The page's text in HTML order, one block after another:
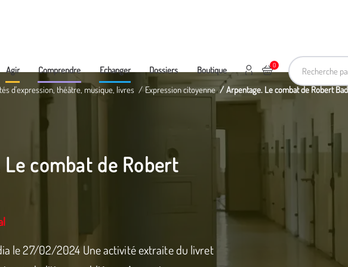
Recherche
Agir Comprendre Echanger Dossiers Boutique 0
Ajouter au panier
Mon compte
d'expression, théâtre, musique, livres Expression citoyenne Arpentage. Le combat de Robert
combat de Robert
le 27/02/2024 Une activité extraite du livret